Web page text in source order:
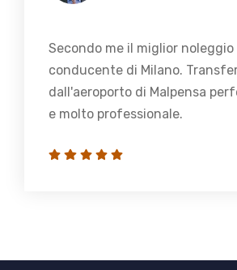
Secondo me il miglior noleggio
conducente di Milano.
dall'aeroporto di Malpensa
e molto professionale.